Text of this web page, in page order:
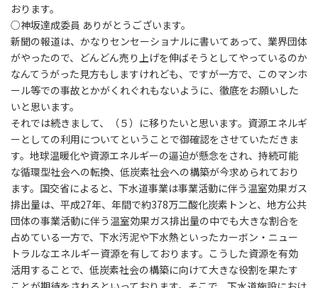
おります。
○神坂達成委員 ありがとうございます。
新聞の報道は、かなりセンセーショナルに書いてあって、業界団体
がやったので、どんどん売り上げを伸ばそうとしてやっているのか
なんてうがった見方もしますけれども、ですが一方で、このマンホ
ール等での事故とかがくれぐれもないように、徹底をお願いした
いと思います。
それでは続きまして、（５）に移りたいと思います。資源エネルギ
ーとしての利用についてということで御確認をさせていただきま
す。地球温暖化や資源エネルギーの逼迫が懸念をされ、持続可能
な循環型社会への転換、低炭素社会への構築が今求められており
ます。国交省によると、下水道事業は事業活動に伴う温室効果ガス
排出量は、平成27年、年間で約378万二酸化炭素トンと、地方公共
団体の事業活動に伴う温室効果ガス排出量の中でも大きな割合を
占めている一方で、下水汚泥や下水熱といったカーボン・ニュー
トラルなエネルギー資源を有しております。こうした資源を有効
活用することで、低炭素社会の構築に向けて大きな役割を果たす